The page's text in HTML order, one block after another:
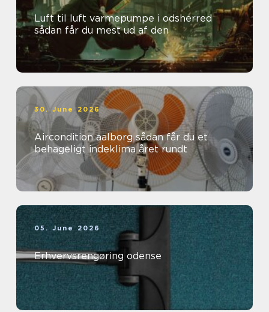
Luft til luft varmepumpe i odsherred
sådan får du mest ud af den
30. June 2026
Aircondition aalborg sådan får du et
behageligt indeklima året rundt
05. June 2026
Erhvervsrengøring odense